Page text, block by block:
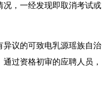
，一经发现即取消考试或
议的可致电乳源瑶族自治
过资格初审的应聘人员，